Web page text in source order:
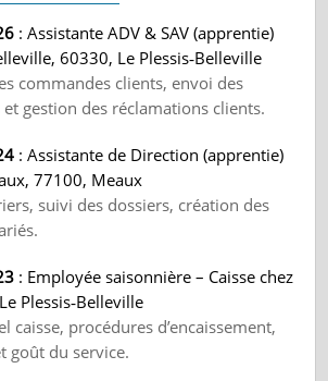
: Assistante ADV & SAV (apprentie)
60330, Le Plessis‑Belleville
commandes clients, envoi des
gestion des réclamations clients.
: Assistante de Direction (apprentie)
77100, Meaux
suivi des dossiers, création des
: Employée saisonnière – Caisse chez
Plessis‑Belleville
caisse, procédures d’encaissement,
goût du service.